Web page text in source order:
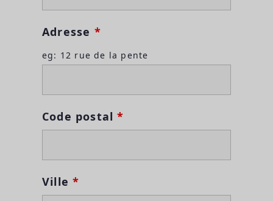
Adresse *
eg: 12 rue de la pente
Code postal*
Ville*